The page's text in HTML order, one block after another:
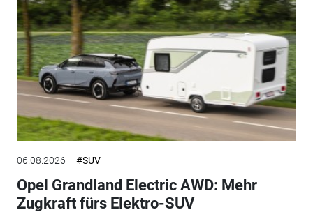
06.08.2026 #SUV
Opel Grandland Electric AWD: Mehr
Zugkraft fürs Elektro-SUV